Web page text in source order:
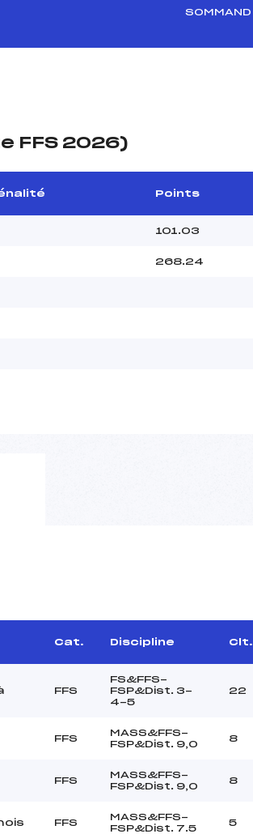
SOMMAND
FFS 2026)
Points
101.03
268.24
Cat. Discipline Clt.
FFS
FS&FFS-
FSP&Dist. 3-
4-5
22
FFS
MASS&FFS-
FSP&Dist. 9,0
8
FFS
MASS&FFS-
FSP&Dist. 9,0
8
FFS
MASS&FFS-
FSP&Dist. 7.5
5